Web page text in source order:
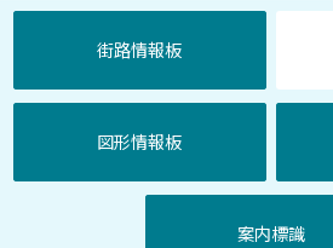
街路情報板
図形情報板
案内標識